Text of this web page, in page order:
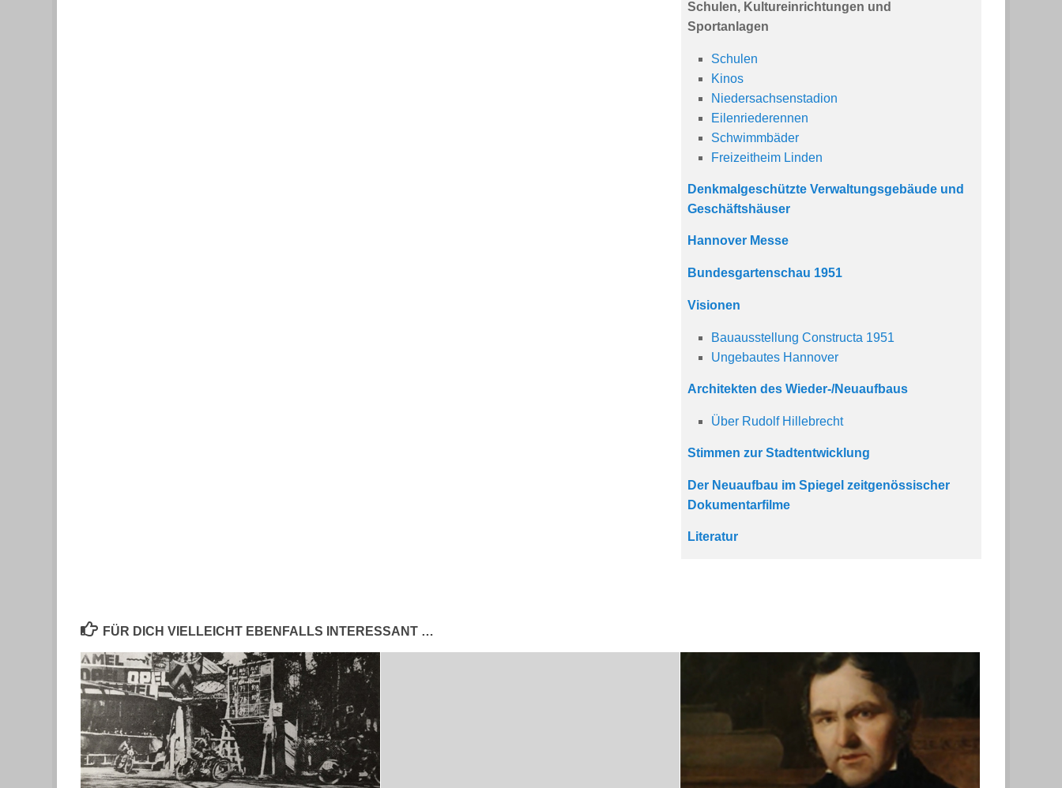
Schulen, Kultureinrichtungen und
Sportanlagen
Schulen
Kinos
Niedersachsenstadion
Eilenriederennen
Schwimmbäder
Freizeitheim Linden
Denkmalgeschützte Verwaltungsgebäude und
Geschäftshäuser
Hannover Messe
Bundesgartenschau 1951
Visionen
Bauausstellung Constructa 1951
Ungebautes Hannover
Architekten des Wieder-/Neuaufbaus
Über Rudolf Hillebrecht
Stimmen zur Stadtentwicklung
Der Neuaufbau im Spiegel zeitgenössischer
Dokumentarfilme
Literatur
FÜR DICH VIELLEICHT EBENFALLS INTERESSANT …